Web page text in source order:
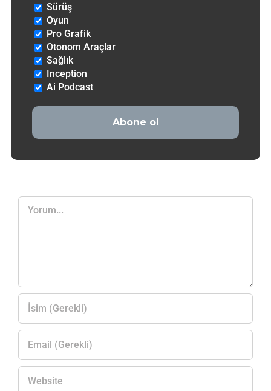
Sürüş
Oyun
Pro Grafik
Otonom Araçlar
Sağlık
Inception
Ai Podcast
Yorum